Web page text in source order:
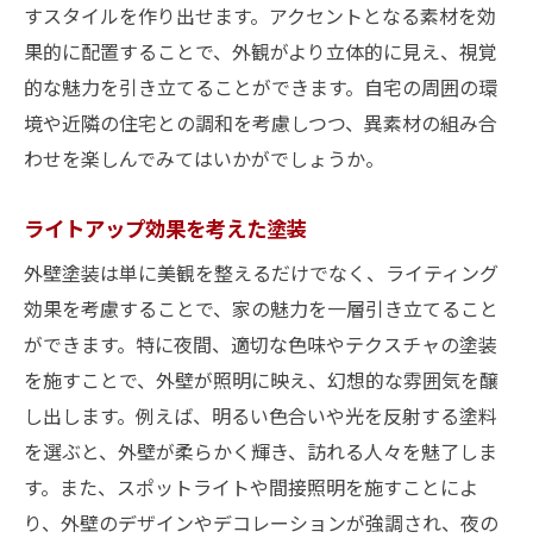
すスタイルを作り出せます。アクセントとなる素材を効
果的に配置することで、外観がより立体的に見え、視覚
的な魅力を引き立てることができます。自宅の周囲の環
境や近隣の住宅との調和を考慮しつつ、異素材の組み合
わせを楽しんでみてはいかがでしょうか。
ライトアップ効果を考えた塗装
外壁塗装は単に美観を整えるだけでなく、ライティング
効果を考慮することで、家の魅力を一層引き立てること
ができます。特に夜間、適切な色味やテクスチャの塗装
を施すことで、外壁が照明に映え、幻想的な雰囲気を醸
し出します。例えば、明るい色合いや光を反射する塗料
を選ぶと、外壁が柔らかく輝き、訪れる人々を魅了しま
す。また、スポットライトや間接照明を施すことによ
り、外壁のデザインやデコレーションが強調され、夜の